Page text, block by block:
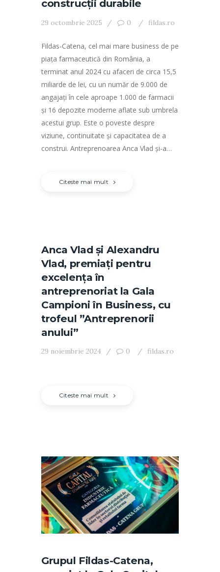
construcţii durabile
29 octombrie 2025 0 fildas.ro
Fildas-Catena, cel mai mare business de pe
piața farmaceutică din România, a
terminat anul 2024 cu afaceri de circa 15,5
miliarde de lei, cu un număr de 9.000 de
angajați în cele aproape 1.000 de farmacii
și 16 depozite moderne aflate sub umbrela
acestui grup. Este o poveste despre
viziune, continuitate și capacitatea de a
construi. Antreprenoarea Anca Vlad și-a…
Citeste mai mult
Anca Vlad și Alexandru
Vlad, premiați pentru
excelența în
antreprenoriat la Gala
Campioni în Business, cu
trofeul ”Antreprenorii
anului”
29 noiembrie 2024 0 fildas.ro
Citeste mai mult
Grupul Fildas-Catena,